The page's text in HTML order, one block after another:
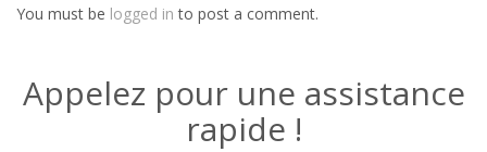
You must be logged in to post a comment.
Appelez pour une assistance
rapide !